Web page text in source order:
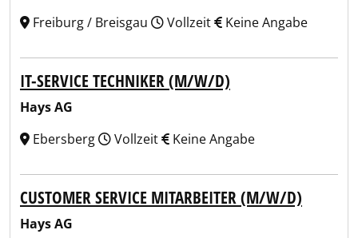
Freiburg / Breisgau
Vollzeit Keine Angabe
IT-SERVICE TECHNIKER (M/W/D)
Hays AG
Ebersberg
Vollzeit Keine Angabe
CUSTOMER SERVICE MITARBEITER (M/W/D)
Hays AG